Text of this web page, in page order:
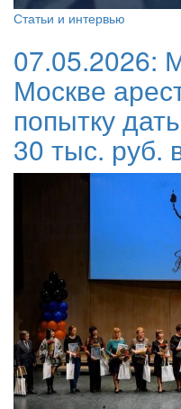
Статьи и интервью
07.05.2026:
Москве
попытку
30 тыс. руб.